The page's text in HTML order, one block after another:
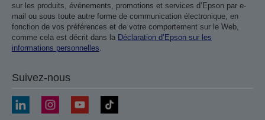
sur les produits, événements, promotions et services d’Epson par e-
mail ou sous toute autre forme de communication électronique, en
fonction de vos préférences et de votre comportement sur le Web,
comme cela est décrit dans la Déclaration d’Epson sur les
informations personnelles
Suivez-nous